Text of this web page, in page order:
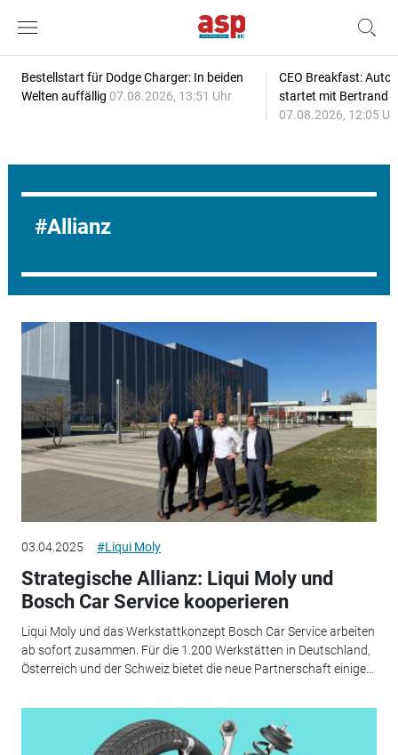
Bestellstart für Dodge Charger: In beiden
Welten auffällig 07.08.2026, 13:51 Uhr
CEO Breakfast:
startet mit Bertrand
07.08.2026, 12:05
Allianz
03.04.2025 #Liqui Moly
Strategische Allianz: Liqui Moly und
Bosch Car Service kooperieren
Liqui Moly und das Werkstattkonzept Bosch Car Service arbeiten
ab sofort zusammen. Für die 1.200 Werkstätten in Deutschland,
Österreich und der Schweiz bietet die neue Partnerschaft einige...